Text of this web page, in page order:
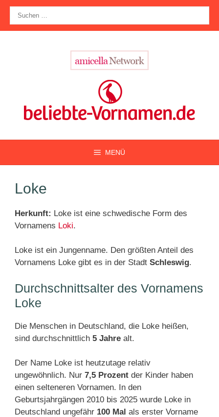
Zum
Inhalt
springen
nach:
MENÜ
Loke
Herkunft: Loke ist eine schwedische Form des
Vornamens Loki.
Loke ist ein Jungenname. Den größten Anteil des
Vornamens Loke gibt es in der Stadt Schleswig.
Durchschnittsalter des Vornamens
Loke
Die Menschen in Deutschland, die Loke heißen,
sind durchschnittlich 5 Jahre alt.
Der Name Loke ist heutzutage relativ
ungewöhnlich. Nur 7,5 Prozent der Kinder haben
einen selteneren Vornamen. In den
Geburtsjahrgängen 2010 bis 2025 wurde Loke in
Deutschland ungefähr 100 Mal als erster Vorname